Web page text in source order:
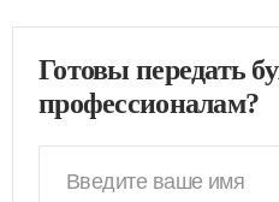
Готовы передать
профессионалам?